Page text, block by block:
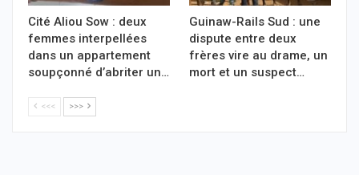
Cité Aliou Sow : deux
femmes interpellées
dans un appartement
soupçonné d’abriter un…
Guinaw-Rails Sud : une
dispute entre deux
frères vire au drame, un
mort et un suspect…
<<< >>>